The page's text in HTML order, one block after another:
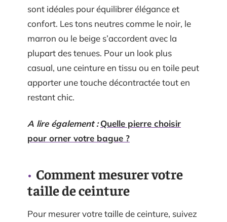
sont idéales pour équilibrer élégance et
confort. Les tons neutres comme le noir, le
marron ou le beige s’accordent avec la
plupart des tenues. Pour un look plus
casual, une ceinture en tissu ou en toile peut
apporter une touche décontractée tout en
restant chic.
A lire également : Quelle pierre choisir
pour orner votre bague ?
Comment mesurer votre
taille de ceinture
Pour mesurer votre taille de ceinture, suivez